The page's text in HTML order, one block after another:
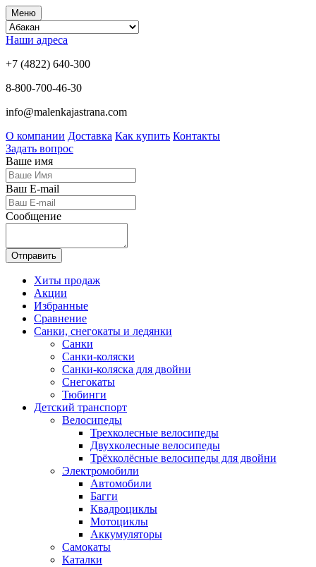
Меню
Наши адреса
+7 (4822) 640-300
8-800-700-46-30
info@malenkajastrana.com
О компании Доставка Как купить Контакты
Задать вопрос
Ваше имя
Ваш E-mail
Сообщение
Отправить
Хиты продаж
Акции
Избранные
Сравнение
Санки, снегокаты и ледянки
Санки
Санки-коляски
Санки-коляска для двойни
Снегокаты
Тюбинги
Детский транспорт
Велосипеды
Трехколесные велосипеды
Двухколесные велосипеды
Трёхколёсные велосипеды для двойни
Электромобили
Автомобили
Багги
Квадроциклы
Мотоциклы
Аккумуляторы
Самокаты
Каталки